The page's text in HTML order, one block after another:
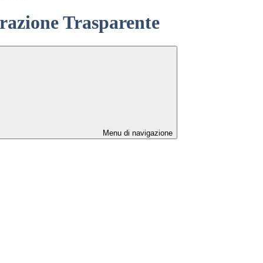
Trasparente
Menu di navigazione